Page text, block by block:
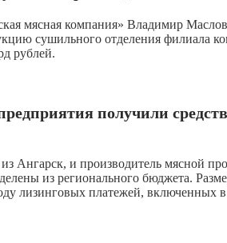
мясная компания» Владимир
сушильного отделения филиала
рублей.
получили
Ангарск, и производитель мясной
из регионального бюджета.
лизинговых платежей, включенных в